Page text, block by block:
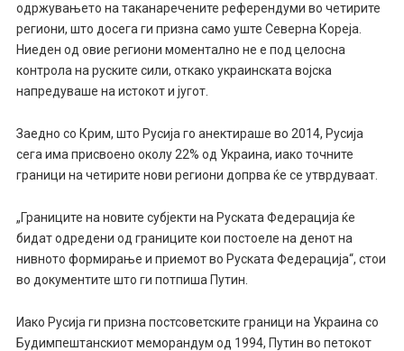
одржувањето на таканаречените референдуми во четирите
региони, што досега ги призна само уште Северна Кореја.
Ниеден од овие региони моментално не е под целосна
контрола на руските сили, откако украинската војска
напредуваше на истокот и југот.
Заедно со Крим, што Русија го анектираше во 2014, Русија
сега има присвоено околу 22% од Украина, иако точните
граници на четирите нови региони допрва ќе се утврдуваат.
„Границите на новите субјекти на Руската Федерација ќе
бидат одредени од границите кои постоеле на денот на
нивното формирање и приемот во Руската Федерација“, стои
во документите што ги потпиша Путин.
Иако Русија ги призна постсоветските граници на Украина со
Будимпештанскиот меморандум од 1994, Путин во петокот